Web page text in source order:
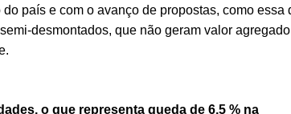
país e com o avanço de propostas, como essa
desmontados, que não geram valor agregado
o que representa queda de 6,5 % na